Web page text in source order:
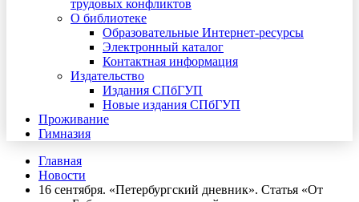
трудовых конфликтов
О библиотеке
Образовательные Интернет-ресурсы
Электронный каталог
Контактная информация
Издательство
Издания СПбГУП
Новые издания СПбГУП
Проживание
Гимназия
Главная
Новости
16 сентября. «Петербургский дневник». Статья «От